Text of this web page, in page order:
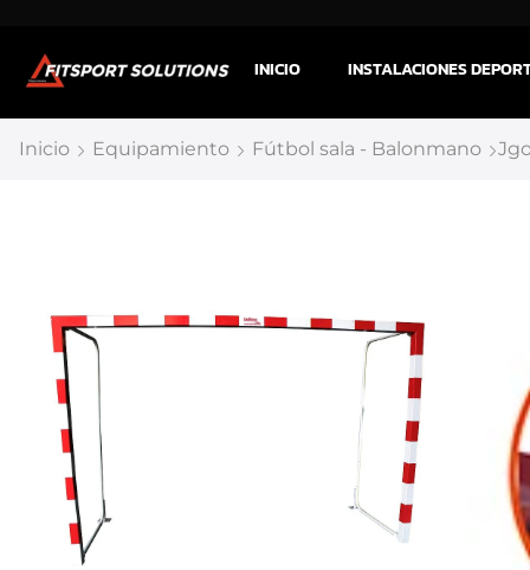
INICIO INSTALACIONES
Inicio Equipamiento Fútbol sala - Balonmano